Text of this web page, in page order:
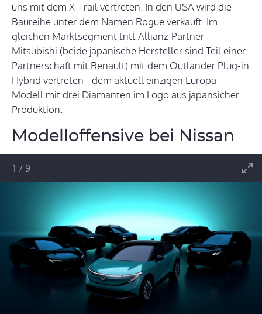
uns mit dem X-Trail vertreten. In den USA wird die
Baureihe unter dem Namen Rogue verkauft. Im
gleichen Marktsegment tritt Allianz-Partner
Mitsubishi (beide japanische Hersteller sind Teil einer
Partnerschaft mit Renault) mit dem Outlander Plug-in
Hybrid vertreten - dem aktuell einzigen Europa-
Modell mit drei Diamanten im Logo aus japansicher
Produktion.
Modelloffensive bei Nissan
1 / 9